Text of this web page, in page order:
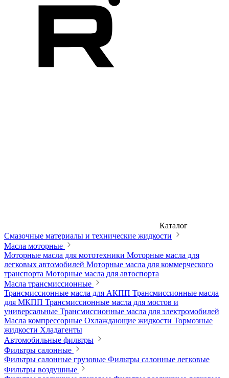
Каталог
Смазочные материалы и технические жидкости
Масла моторные
Моторные масла для мототехники Моторные масла для
легковых автомобилей Моторные масла для коммерческого
транспорта Моторные масла для автоспорта
Масла трансмиссионные
Трансмиссионные масла для АКПП Трансмиссионные масла
для МКПП Трансмиссионные масла для мостов и
универсальные Трансмиссионные масла для электромобилей
Масла компрессорные Охлаждающие жидкости Тормозные
жидкости Хладагенты
Автомобильные фильтры
Фильтры салонные
Фильтры салонные грузовые Фильтры салонные легковые
Фильтры воздушные